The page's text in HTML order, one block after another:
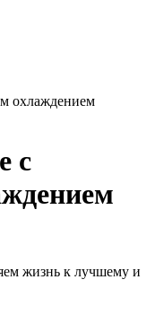
охлаждением
с
жизнь к лучшему и